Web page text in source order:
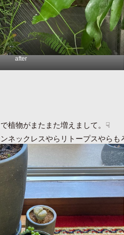
after
植物がまたまた増えまして。☟
ネックレスやらリトープスやらも
のはなんででしょう？？